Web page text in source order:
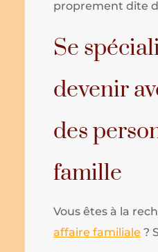
proprement dite
Se
devenir
des
famille
Vous êtes à la
affaire familiale ?